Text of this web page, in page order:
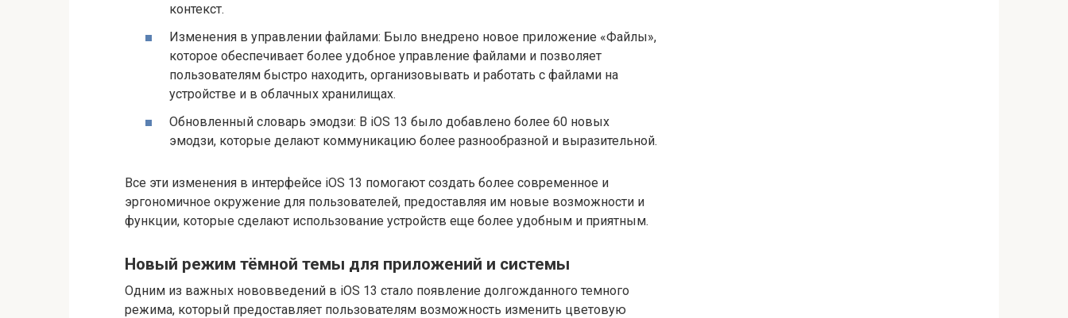
контекст.
Изменения в управлении файлами: Было внедрено новое приложение «Файлы»,
которое обеспечивает более удобное управление файлами и позволяет
пользователям быстро находить, организовывать и работать с файлами на
устройстве и в облачных хранилищах.
Обновленный словарь эмодзи: В iOS 13 было добавлено более 60 новых
эмодзи, которые делают коммуникацию более разнообразной и выразительной.
Все эти изменения в интерфейсе iOS 13 помогают создать более современное и
эргономичное окружение для пользователей, предоставляя им новые возможности и
функции, которые сделают использование устройств еще более удобным и приятным.
Новый режим тёмной темы для приложений и системы
Одним из важных нововведений в iOS 13 стало появление долгожданного темного
режима, который предоставляет пользователям возможность изменить цветовую